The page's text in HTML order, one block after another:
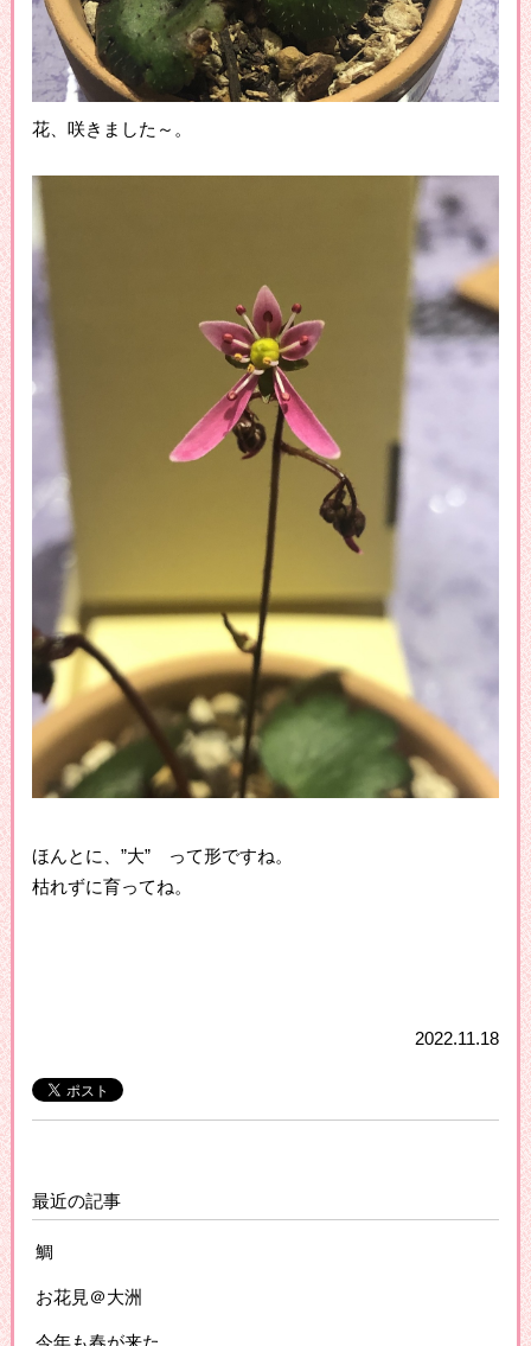
花、咲きました～。
ほんとに、”大” って形ですね。
枯れずに育ってね。
2022.11.18
最近の記事
鯛
お花見＠大洲
今年も春が来た